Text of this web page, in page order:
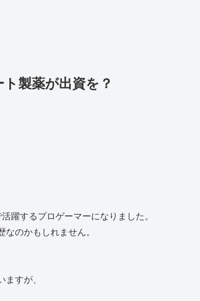
製薬が出資を？
躍するプロゲーマーになりました。
のかもしれません。
すが、